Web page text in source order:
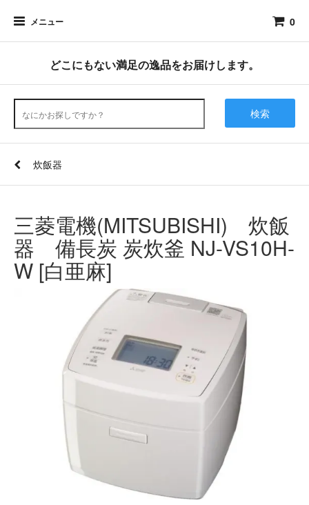
メニュー 0
どこにもない満足の逸品をお届けします。
検索
炊飯器
三菱電機(MITSUBISHI) 炊飯
器 備長炭 炭炊釜 NJ-VS10H-
W [白亜麻]